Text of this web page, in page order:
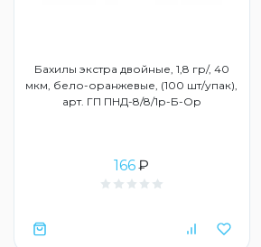
Бахилы экстра двойные, 1,8 гр/, 40
мкм, бело-оранжевые, (100 шт/упак),
арт. ГП ПНД-8/8/1р-Б-Ор
166₽